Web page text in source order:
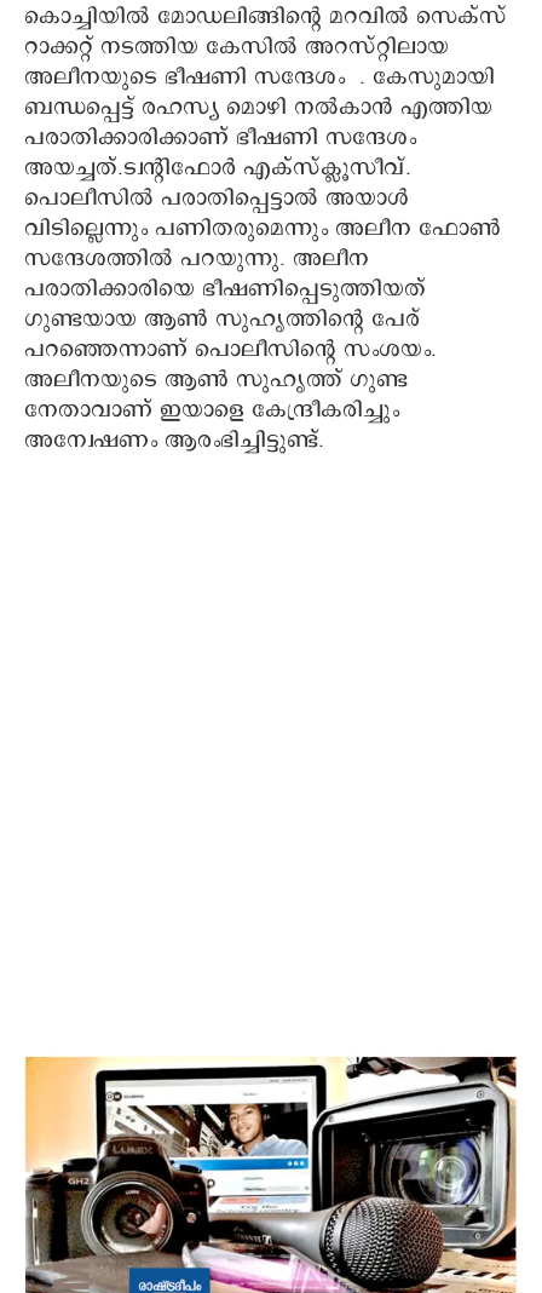
കൊച്ചിയിൽ മോഡലിങ്ങിന്റെ മറവിൽ സെക്സ്
റാക്കറ്റ് നടത്തിയ കേസിൽ അറസ്റ്റിലായ
അലീനയുടെ ഭീഷണി സന്ദേശം . കേസുമായി
ബന്ധപ്പെട്ട് രഹസ്യ മൊഴി നൽകാൻ എത്തിയ
പരാതിക്കാരിക്കാണ് ഭീഷണി സന്ദേശം
അയച്ചത്.ട്വന്റിഫോർ എക്സ്ക്ലൂസീവ്.
പൊലീസിൽ പരാതിപ്പെട്ടാൽ അയാൾ
വിടില്ലെന്നും പണിതരുമെന്നും അലീന ഫോൺ
സന്ദേശത്തിൽ പറയുന്നു. അലീന
പരാതിക്കാരിയെ ഭീഷണിപ്പെടുത്തിയത്
ഗുണ്ടയായ ആൺ സുഹൃത്തിന്റെ പേര്
പറഞ്ഞെന്നാണ് പൊലീസിന്റെ സംശയം.
അലീനയുടെ ആൺ സുഹൃത്ത് ഗുണ്ട
നേതാവാണ് ഇയാളെ കേന്ദ്രീകരിച്ചും
അന്വേഷണം ആരംഭിച്ചിട്ടുണ്ട്.